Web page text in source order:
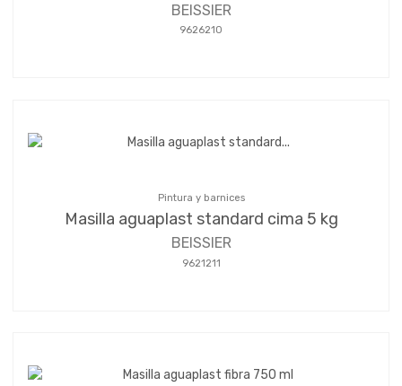
BEISSIER
9626210
Pintura y barnices
Masilla aguaplast standard cima 5 kg
BEISSIER
9621211